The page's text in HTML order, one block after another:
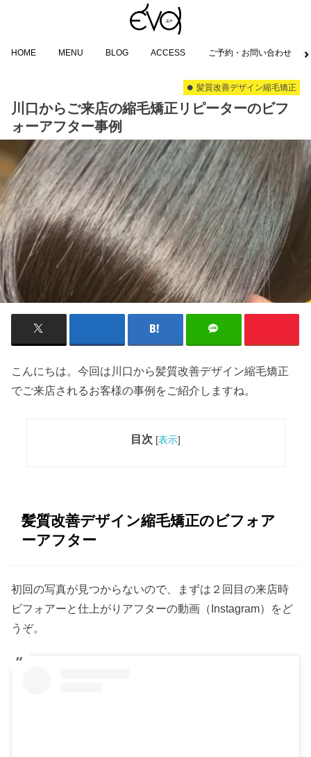
HOME MENU BLOG ACCESS ご予約・お問い合わせ
髪質改善デザイン縮毛矯正
川口からご来店の縮毛矯正リピーターのビフ
ォーアフター事例
こんにちは。今回は川口から髪質改善デザイン縮毛矯正
でご来店されるお客様の事例をご紹介しますね。
目次 [表示]
髪質改善デザイン縮毛矯正のビフォア
ーアフター
初回の写真が見つからないので、まずは２回目の来店時
ビフォアーと仕上がりアフターの動画（Instagram）をど
うぞ。